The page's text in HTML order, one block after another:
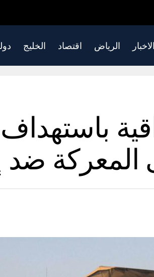
الرياض اقتصاد الخليج
المعركة ضد